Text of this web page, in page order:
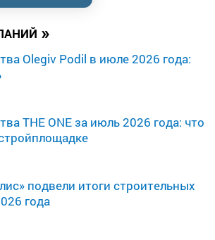
»
Olegiv Podil в июле 2026 года:
THE ONE за июль 2026 года: что
подвели итоги строительных
года